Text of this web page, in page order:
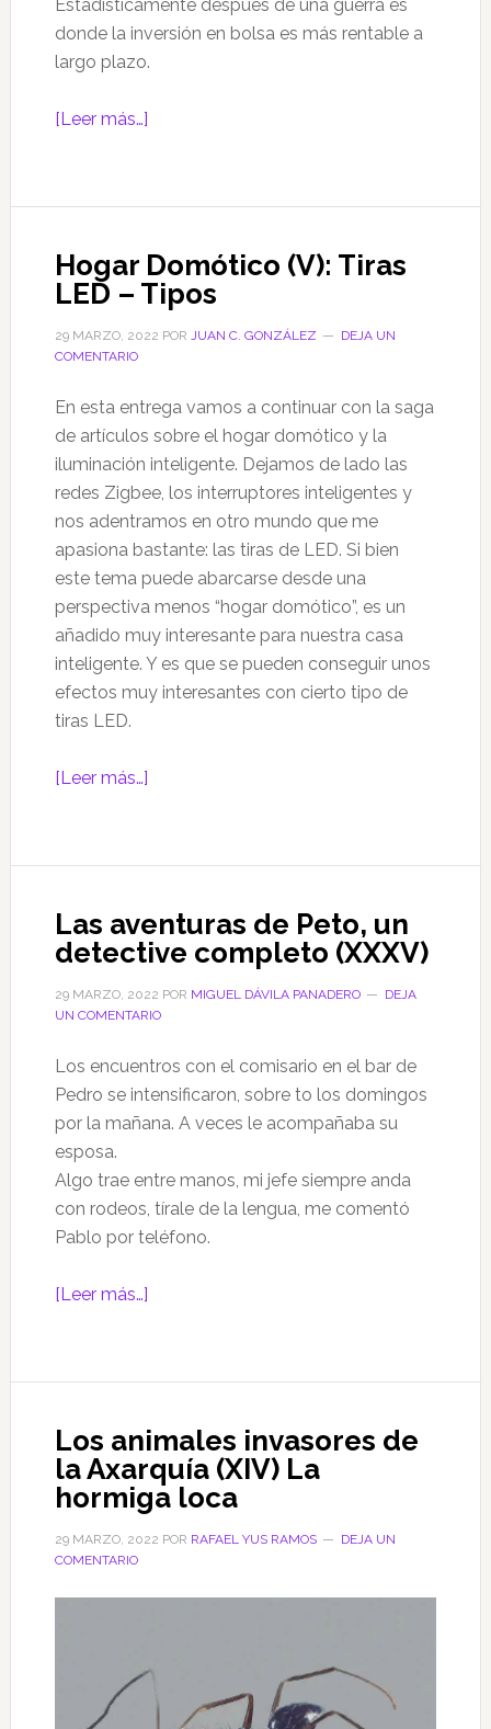
la
Provincial
Estadísticamente después de una guerra es
donde la inversión en bolsa es más rentable a
largo plazo.
[Leer más…]acerca
una
ser
época
oportunidades
los
mercados
financieros
?
Hogar Domótico (V): Tiras
LED – Tipos
29 MARZO, 2022 POR JUAN C. GONZÁLEZ
DEJA UN
COMENTARIO
En esta entrega vamos a continuar con la saga
de artículos sobre el hogar domótico y la
iluminación inteligente. Dejamos de lado las
redes Zigbee, los interruptores inteligentes y
nos adentramos en otro mundo que me
apasiona bastante: las tiras de LED. Si bien
este tema puede abarcarse desde una
perspectiva menos “hogar domótico”, es un
añadido muy interesante para nuestra casa
inteligente. Y es que se pueden conseguir unos
efectos muy interesantes con cierto tipo de
tiras LED.
[Leer más…]acerca
Domótico
Tiras
LED
Tipos
Las aventuras de Peto, un
detective completo (XXXV)
29 MARZO, 2022 POR MIGUEL DÁVILA PANADERO
DEJA
UN COMENTARIO
Los encuentros con el comisario en el bar de
Pedro se intensificaron, sobre to los domingos
por la mañana. A veces le acompañaba su
esposa.
Algo trae entre manos, mi jefe siempre anda
con rodeos, tírale de la lengua, me comentó
Pablo por teléfono.
[Leer más…]acerca
aventuras
Peto,
un
detective
(XXXV)
Los animales invasores de
la Axarquía (XIV) La
hormiga loca
29 MARZO, 2022 POR RAFAEL YUS RAMOS
DEJA UN
COMENTARIO